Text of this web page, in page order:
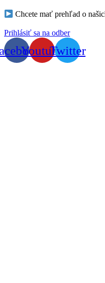
Chcete mať prehľad o
Prihlásiť sa na odber
YoutubeTwitter